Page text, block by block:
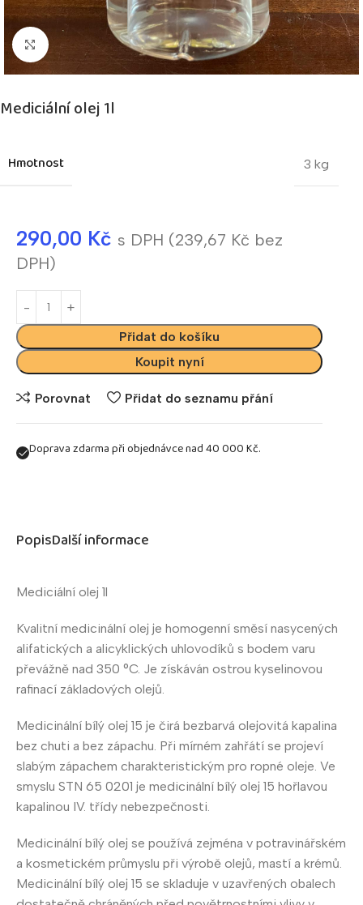
Kliknutím zvětšíte
Mediciální olej 1l
Hmotnost 3 kg
290,00 Kč s DPH (239,67 Kč bez
DPH)
Přidat do košíku
Koupit nyní
Porovnat Přidat do seznamu přání
Doprava zdarma při objednávce nad 40 000 Kč.
PopisDalší informace
Mediciální olej 1l
Kvalitní medicinální olej je homogenní směsí nasycených
alifatických a alicyklických uhlovodíků s bodem varu
převážně nad 350 °C. Je získáván ostrou kyselinovou
rafinací základových olejů.
Medicinální bílý olej 15 je čirá bezbarvá olejovitá kapalina
bez chuti a bez zápachu. Při mírném zahřátí se projeví
slabým zápachem charakteristickým pro ropné oleje. Ve
smyslu STN 65 0201 je medicinální bílý olej 15 hořlavou
kapalinou IV. třídy nebezpečnosti.
Medicinální bílý olej se používá zejména v potravinářském
a kosmetickém průmyslu při výrobě olejů, mastí a krémů.
Medicinální bílý olej 15 se skladuje v uzavřených obalech